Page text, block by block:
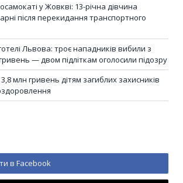
у Жовкві: 13-річна дівчина
після перекидання транспортного
Львова: троє нападників вибили з
— двом підліткам оголосили підозру
млн гривень дітям загиблих захисників
в Facebook